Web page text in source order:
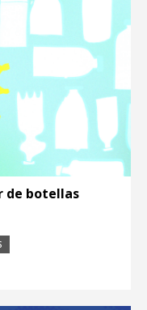
de botellas